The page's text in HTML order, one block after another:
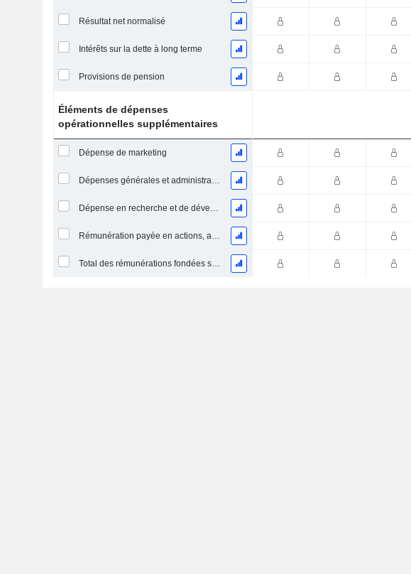
Résultat net normalisé
Intérêts sur la dette à long terme
Provisions de pension
Éléments de dépenses
opérationnelles supplémentaires
Dépense de marketing
Dépenses générales et administratives
Dépense en recherche et de développement
Rémunération payée en actions, autres (total)
Total des rémunérations fondées sur des actions